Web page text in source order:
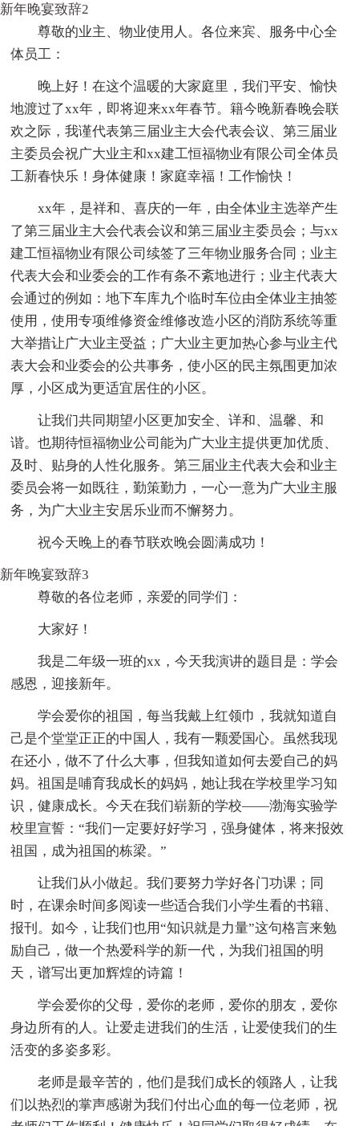
新年晚宴致辞2
尊敬的业主、物业使用人。各位来宾、服务中心全
体员工：
晚上好！在这个温暖的大家庭里，我们平安、愉快
地渡过了xx年，即将迎来xx年春节。籍今晚新春晚会联
欢之际，我谨代表第三届业主大会代表会议、第三届业
主委员会祝广大业主和xx建工恒福物业有限公司全体员
工新春快乐！身体健康！家庭幸福！工作愉快！
xx年，是祥和、喜庆的一年，由全体业主选举产生
了第三届业主大会代表会议和第三届业主委员会；与xx
建工恒福物业有限公司续签了三年物业服务合同；业主
代表大会和业委会的工作有条不紊地进行；业主代表大
会通过的例如：地下车库九个临时车位由全体业主抽签
使用，使用专项维修资金维修改造小区的消防系统等重
大举措让广大业主受益；广大业主更加热心参与业主代
表大会和业委会的公共事务，使小区的民主氛围更加浓
厚，小区成为更适宜居住的小区。
让我们共同期望小区更加安全、详和、温馨、和
谐。也期待恒福物业公司能为广大业主提供更加优质、
及时、贴身的人性化服务。第三届业主代表大会和业主
委员会将一如既往，勤策勤力，一心一意为广大业主服
务，为广大业主安居乐业而不懈努力。
祝今天晚上的春节联欢晚会圆满成功！
新年晚宴致辞3
尊敬的各位老师，亲爱的同学们：
大家好！
我是二年级一班的xx，今天我演讲的题目是：学会
感恩，迎接新年。
学会爱你的祖国，每当我戴上红领巾，我就知道自
己是个堂堂正正的中国人，我有一颗爱国心。虽然我现
在还小，做不了什么大事，但我知道如何去爱自己的妈
妈。祖国是哺育我成长的妈妈，她让我在学校里学习知
识，健康成长。今天在我们崭新的学校――渤海实验学
校里宣誓：“我们一定要好好学习，强身健体，将来报效
祖国，成为祖国的栋梁。”
让我们从小做起。我们要努力学好各门功课；同
时，在课余时间多阅读一些适合我们小学生看的书籍、
报刊。如今，让我们也用“知识就是力量”这句格言来勉
励自己，做一个热爱科学的新一代，为我们祖国的明
天，谱写出更加辉煌的诗篇！
学会爱你的父母，爱你的老师，爱你的朋友，爱你
身边所有的人。让爱走进我们的生活，让爱使我们的生
活变的多姿多彩。
老师是最辛苦的，他们是我们成长的领路人，让我
们以热烈的掌声感谢为我们付出心血的每一位老师，祝